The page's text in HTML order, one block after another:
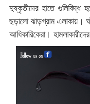
দুষ্কৃতীদের হাতে গুলিবিদ্ধ
ছড়ালো ঝাড়গ্রাম এলাকায়।
আধিকারিকেরা।